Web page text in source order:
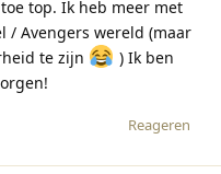
top. Ik heb meer met
/ Avengers wereld (maar
te zijn
) Ik ben
Reageren